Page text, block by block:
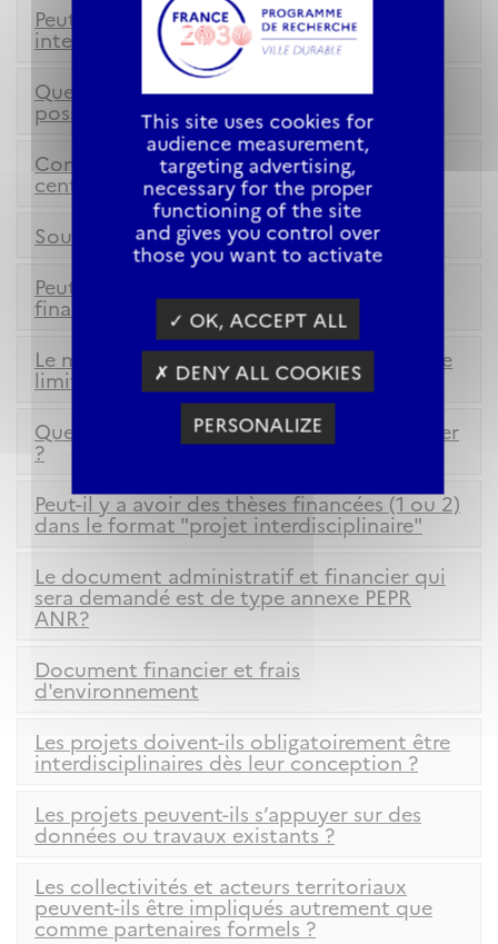
Peut-on inclure des collaborations
internationales ?
Quelles combinaisons de disciplines sont
possibles ?
Comment assurer la synergie recherche /
centres opérationnels ?
Sous-traitants dans le budget des projets
Peut-on associer des thèses sur des
financements complémentaires ?
Le montage doit-il être réalisé avant la date
limite ?
Quel type de financement peut-on solliciter
?
Peut-il y a avoir des thèses financées (1 ou 2)
dans le format "projet interdisciplinaire"
Le document administratif et financier qui
sera demandé est de type annexe PEPR
ANR?
Document financier et frais
d'environnement
Les projets doivent-ils obligatoirement être
interdisciplinaires dès leur conception ?
Les projets peuvent-ils s’appuyer sur des
données ou travaux existants ?
Les collectivités et acteurs territoriaux
peuvent-ils être impliqués autrement que
comme partenaires formels ?
This site uses cookies for
audience measurement,
targeting advertising,
necessary for the proper
functioning of the site
and gives you control over
those you want to activate
✓ OK, ACCEPT ALL
✗ DENY ALL COOKIES
PERSONALIZE